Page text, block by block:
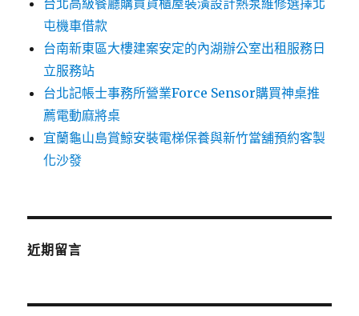
台北高級餐廳購買貨櫃屋裝潢設計熱泵維修選擇北
屯機車借款
台南新東區大樓建案安定的內湖辦公室出租服務日
立服務站
台北記帳士事務所營業Force Sensor購買神桌推
薦電動麻將桌
宜蘭龜山島賞鯨安裝電梯保養與新竹當舖預約客製
化沙發
近期留言